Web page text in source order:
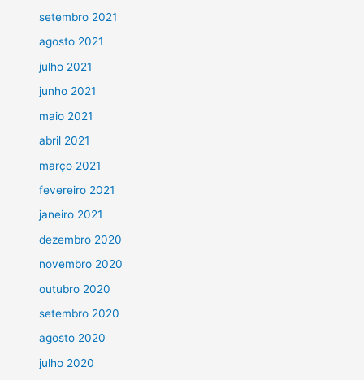
setembro 2021
agosto 2021
julho 2021
junho 2021
maio 2021
abril 2021
março 2021
fevereiro 2021
janeiro 2021
dezembro 2020
novembro 2020
outubro 2020
setembro 2020
agosto 2020
julho 2020